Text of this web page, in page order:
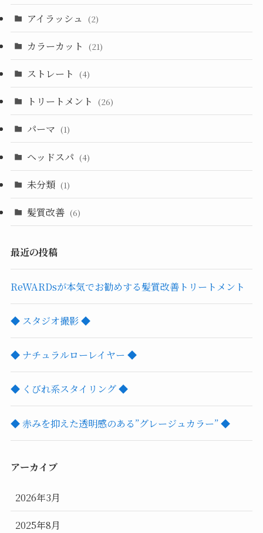
(14)
アイラッシュ (2)
カラーカット (21)
ストレート (4)
トリートメント (26)
パーマ (1)
ヘッドスパ (4)
未分類 (1)
髪質改善 (6)
最近の投稿
ReWARDsが本気でお勧めする髪質改善トリートメント
◆ スタジオ撮影 ◆
◆ ナチュラルローレイヤー ◆
◆ くびれ系スタイリング ◆
◆ 赤みを抑えた透明感のある”グレージュカラー” ◆
アーカイブ
2026年3月
2025年8月